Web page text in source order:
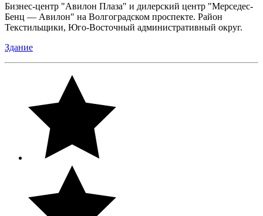
Бизнес-центр "Авилон Плаза" и дилерский центр "Мерседес-
Бенц — Авилон" на Волгоградском проспекте. Район
Текстильщики, Юго-Восточный административный округ.
Здание